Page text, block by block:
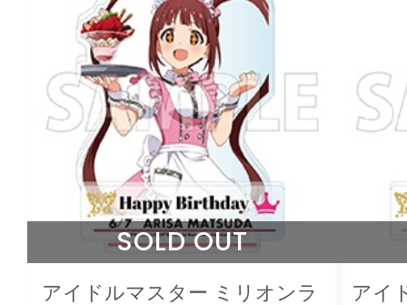
SOLD OUT
アイドルマスター ミリオンラ
アイ